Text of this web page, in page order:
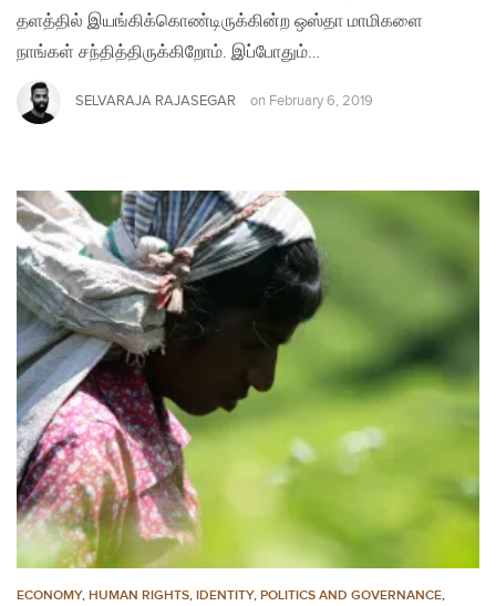
தளத்தில் இயங்கிக்கொண்டிருக்கின்ற ஒஸ்தா மாமிகளை
நாங்கள் சந்தித்திருக்கிறோம். இப்போதும்…
SELVARAJA RAJASEGAR on February 6, 2019
ECONOMY, HUMAN RIGHTS, IDENTITY, POLITICS AND GOVERNANCE,